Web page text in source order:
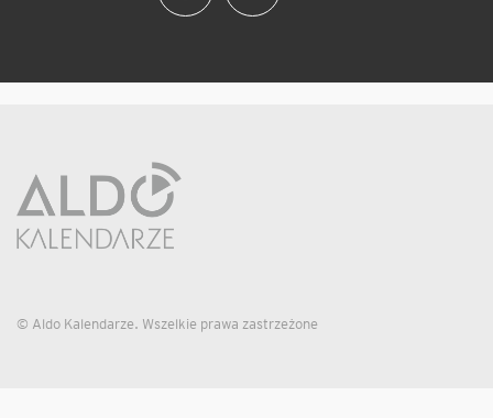
© Aldo Kalendarze. Wszelkie prawa zastrzeżone